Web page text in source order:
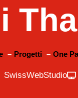
Progetti One
SwissWebStudio